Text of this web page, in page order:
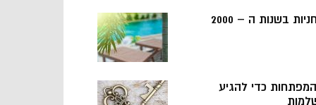
בשנות ה – 2000
5 המפתחות כדי להגיע